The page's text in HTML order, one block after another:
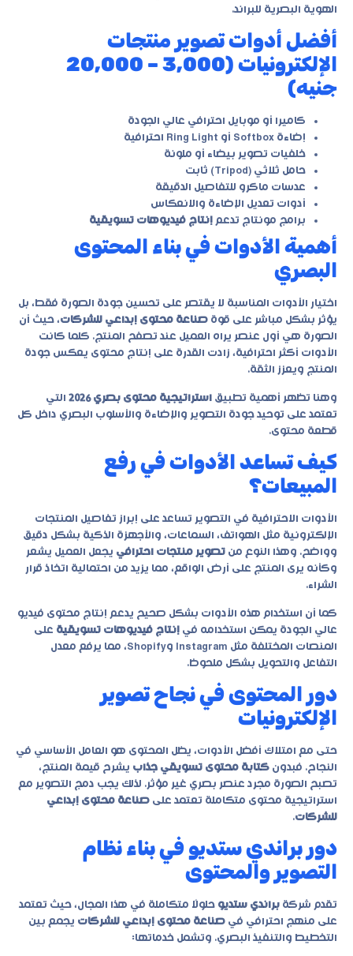
الهوية البصرية للبراند.
أفضل أدوات تصوير منتجات
الإلكترونيات (3,000 – 20,000
جنيه)
كاميرا أو موبايل احترافي عالي الجودة
إضاءة Softbox أو Ring Light احترافية
خلفيات تصوير بيضاء أو ملونة
حامل ثلاثي (Tripod) ثابت
عدسات ماكرو للتفاصيل الدقيقة
أدوات تعديل الإضاءة والانعكاس
برامج مونتاج تدعم إنتاج فيديوهات تسويقية
أهمية الأدوات في بناء المحتوى
البصري
اختيار الأدوات المناسبة لا يقتصر على تحسين جودة الصورة فقط، بل
يؤثر بشكل مباشر على قوة صناعة محتوى إبداعي للشركات، حيث أن
الصورة هي أول عنصر يراه العميل عند تصفح المنتج. كلما كانت
الأدوات أكثر احترافية، زادت القدرة على إنتاج محتوى يعكس جودة
المنتج ويعزز الثقة.
وهنا تظهر أهمية تطبيق استراتيجية محتوى بصري 2026
التي
تعتمد على توحيد جودة التصوير والإضاءة والأسلوب البصري داخل كل
قطعة محتوى.
كيف تساعد الأدوات في رفع
المبيعات؟
الأدوات الاحترافية في التصوير تساعد على إبراز تفاصيل المنتجات
الإلكترونية مثل الهواتف، السماعات، والأجهزة الذكية بشكل دقيق
وواضح. وهذا النوع من تصوير منتجات احترافي يجعل العميل يشعر
وكأنه يرى المنتج على أرض الواقع، مما يزيد من احتمالية اتخاذ قرار
الشراء.
كما أن استخدام هذه الأدوات بشكل صحيح يدعم إنتاج محتوى فيديو
عالي الجودة يمكن استخدامه في إنتاج فيديوهات تسويقية على
المنصات المختلفة مثل Instagram وShopify، مما يرفع معدل
التفاعل والتحويل بشكل ملحوظ.
دور المحتوى في نجاح تصوير
الإلكترونيات
حتى مع امتلاك أفضل الأدوات، يظل المحتوى هو العامل الأساسي في
النجاح. فبدون كتابة محتوى تسويقي جذاب يشرح قيمة المنتج،
تصبح الصورة مجرد عنصر بصري غير مؤثر. لذلك يجب دمج التصوير مع
استراتيجية محتوى متكاملة تعتمد على صناعة محتوى إبداعي
للشركات.
دور براندي ستديو في بناء نظام
التصوير والمحتوى
تقدم شركة براندي ستديو حلولًا متكاملة في هذا المجال، حيث تعتمد
على منهج احترافي في صناعة محتوى إبداعي للشركات يجمع بين
التخطيط والتنفيذ البصري. وتشمل خدماتها: